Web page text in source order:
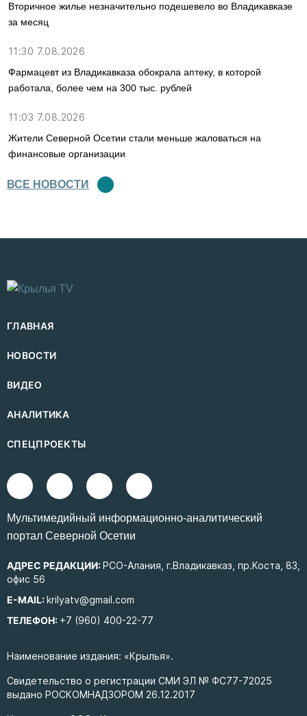
Вторичное жилье незначительно подешевело во Владикавказе
за месяц
11:30 7.08.2026
Фармацевт из Владикавказа обокрала аптеку, в которой
работала, более чем на 300 тыс. рублей
11:03 7.08.2026
Жители Северной Осетии стали меньше жаловаться на
финансовые организации
ВСЕ НОВОСТИ
Наименование издания: «Крылья».
Свидетельство о регистрации СМИ ЭЛ № ФС77-72025
выдано РОСКОМНАДЗОРОМ 26.12.2017
ГЛАВНАЯ
НОВОСТИ
ВИДЕО
АНАЛИТИКА
СПЕЦПРОЕКТЫ
Mультимедийный информационно-аналитический
портал Северной Осетии
АДРЕС РЕДАКЦИИ:РСО-Алания, г.Владикавказ, пр.Коста, 83,
офис 56
E-MAIL:krilyatv@gmail.com
ТЕЛЕФОН: +7 (960) 400-22-77